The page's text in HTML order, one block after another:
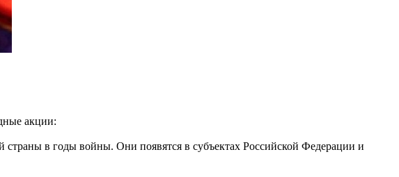
акции:
в годы войны. Они появятся в субъектах Российской Федерации и